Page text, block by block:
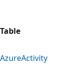
Table
AzureActivity